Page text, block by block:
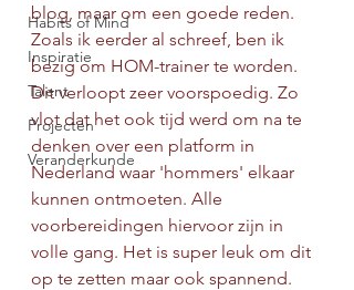
Habits of Mind
Inspiratie
Talent
Projecten
Veranderkunde
blog, maar om een goede reden.
Zoals ik eerder al schreef, ben ik
bezig om HOM-trainer te worden.
Dit verloopt zeer voorspoedig. Zo
vlot dat het ook tijd werd om na te
denken over een platform in
Nederland waar 'hommers' elkaar
kunnen ontmoeten. Alle
voorbereidingen hiervoor zijn in
volle gang. Het is super leuk om dit
op te zetten maar ook spannend.